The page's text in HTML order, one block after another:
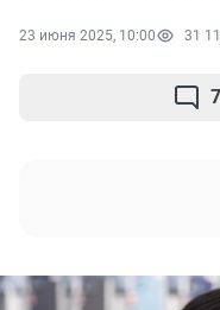
23 июня 2025, 10:00 31